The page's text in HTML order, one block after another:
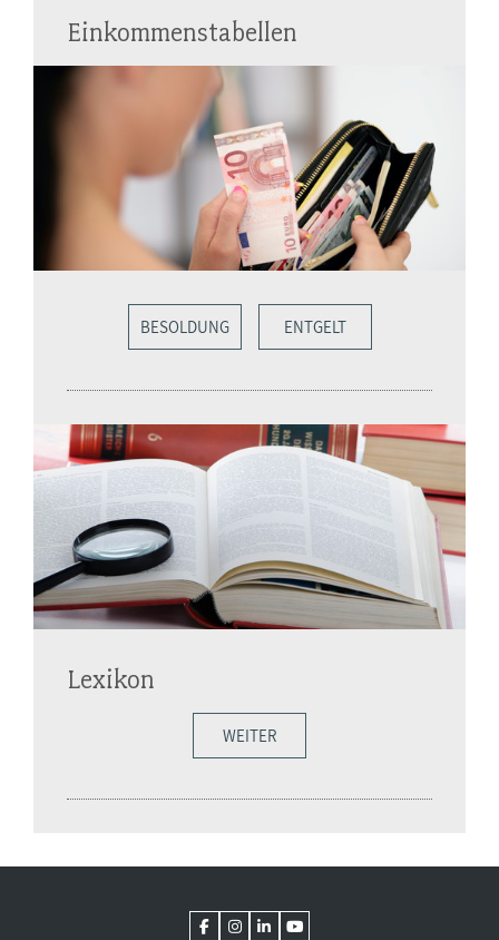
Einkommenstabellen
BESOLDUNG ENTGELT
Lexikon
WEITER